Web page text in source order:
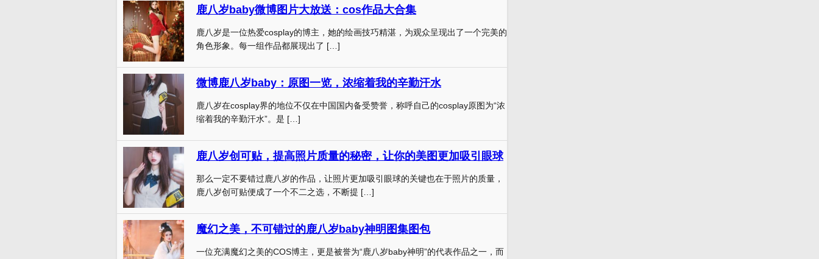
鹿八岁baby微博图片大放送：cos作品大合集
鹿八岁是一位热爱cosplay的博主，她的绘画技巧精湛，为观众呈现出了一个完美的
角色形象。每一组作品都展现出了 […]
微博鹿八岁baby：原图一览，浓缩着我的辛勤汗水
鹿八岁在cosplay界的地位不仅在中国国内备受赞誉，称呼自己的cosplay原图为“浓
缩着我的辛勤汗水”。是 […]
鹿八岁创可贴，提高照片质量的秘密，让你的美图更加吸引眼球
那么一定不要错过鹿八岁的作品，让照片更加吸引眼球的关键也在于照片的质量，
鹿八岁创可贴便成了一个不二之选，不断提 […]
魔幻之美，不可错过的鹿八岁baby神明图集图包
一位充满魔幻之美的COS博主，更是被誉为“鹿八岁baby神明”的代表作品之一，而